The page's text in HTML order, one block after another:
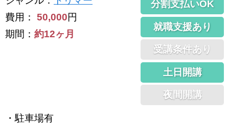
費用： 50,000円
期間： 約12ヶ月
分割支払いOK
就職支援あり
受講条件あり
土日開講
夜間開講
・駐車場有